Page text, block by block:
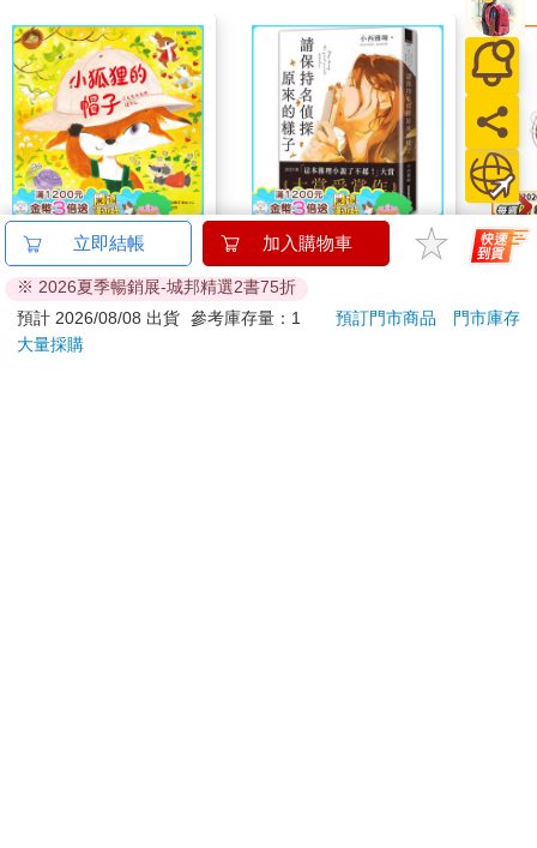
隨著展開。等到這些腦部機制都到位了之後，應用於溝通領域的
複雜模仿便提供了許多機制，使語言得以透過文化演化，從原語
言當中成形興起。
最後幾章討論的則是約在十萬年前促使語言最初得以出現的大腦
機制，至今如何繼續發揮作用：例如兒童習得語言的方式、過去
幾十年裡新手語的出現，以及語言從數十年到數世紀的時間當中
改變的歷史過程等，都可以看見這些機制的運作。語言不斷在改
變。
【電子書】小狐狸的帽
子
259 元
電子書
【電子書】請保持名偵
探原來的樣子
特價
立即結帳 加入購物車
※ 2026夏季暢銷展-城邦精選2書75折
預計 2026/08/08 出貨 參考庫存量：1 預訂門市商品
門市庫存
大量採購